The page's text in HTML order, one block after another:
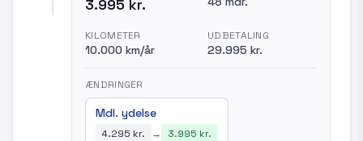
3.995 kr.
KILOMETER
10.000 km/år
UDBETALING
29.995 kr.
ÆNDRINGER
Mdl. ydelse
4.295 kr. → 3.995 kr.